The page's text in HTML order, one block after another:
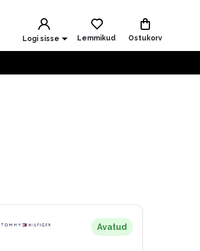
Logi sisse Lemmikud Ostukorv
Avatud